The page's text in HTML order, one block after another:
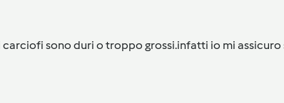
sono duri o troppo grossi.infatti io mi assicuro